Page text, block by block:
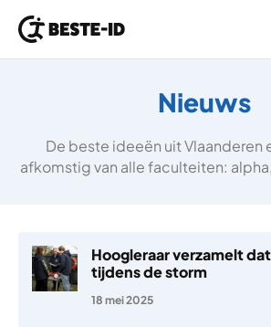
Nieuws
De beste ideeën uit Vlaanderen
afkomstig van alle faculteiten:
Hoogleraar verzamelt
tijdens de storm
18 mei 2025